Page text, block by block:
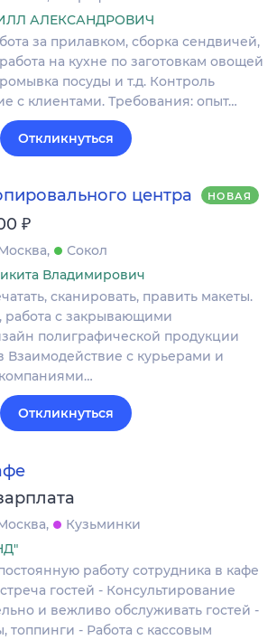
АЛЕКСАНДРОВИЧ
за прилавком, сборка сендвичей,
на кухне по заготовкам овощей
посуды и т.д. Контроль
с клиентами. Требования: опыт…
Откликнуться
центра НОВАЯ
₽
Сокол
Владимирович
сканировать, править макеты.
работа с закрывающими
полиграфической продукции
Взаимодействие с курьерами и
Откликнуться
Кузьминки
работу сотрудника в кафе
гостей - Консультирование
и вежливо обслуживать гостей -
топпинги - Работа с кассовым